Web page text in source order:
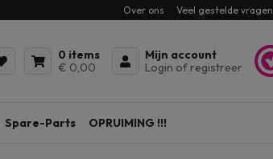
Over ons Veel gestelde vragen
0 items
€ 0,00
Mijn account
Login of registreer
Spare-Parts OPRUIMING !!!